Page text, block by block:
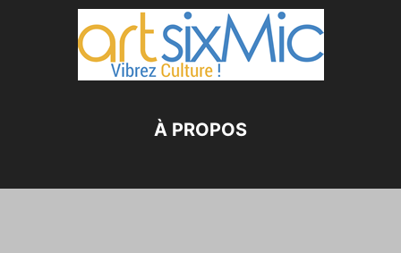
À PROPOS